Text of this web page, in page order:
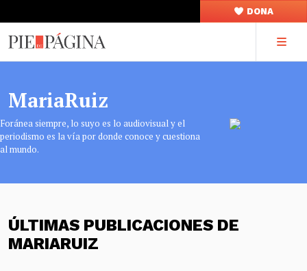
DONA
MariaRuiz
Foránea siempre, lo suyo es lo audiovisual y el
periodismo es la vía por donde conoce y cuestiona
al mundo.
ÚLTIMAS PUBLICACIONES DE
MARIARUIZ